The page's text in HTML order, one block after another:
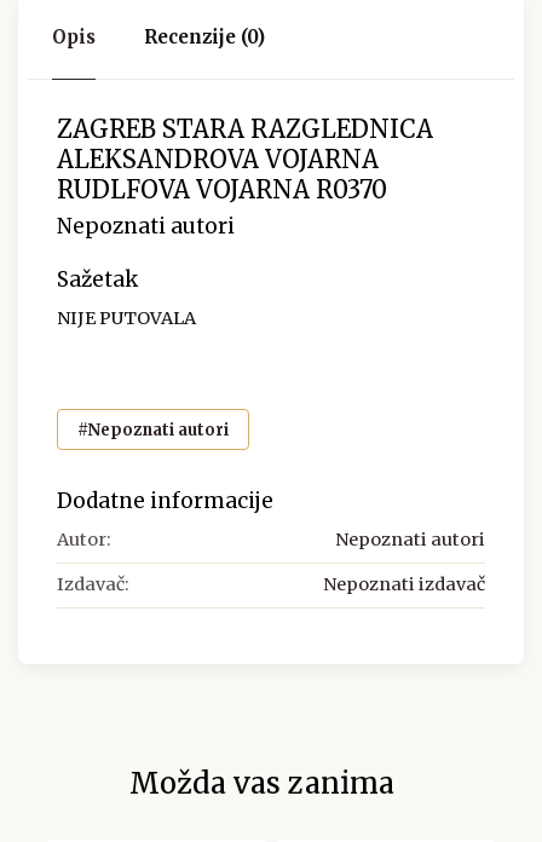
Opis Recenzije (0)
ZAGREB STARA RAZGLEDNICA
ALEKSANDROVA VOJARNA
RUDLFOVA VOJARNA R0370
Nepoznati autori
Sažetak
NIJE PUTOVALA
#Nepoznati autori
Dodatne informacije
Autor: Nepoznati autori
Izdavač: Nepoznati izdavač
Možda vas zanima